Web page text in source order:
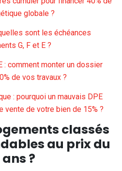
globale ?
sont les échéances
G, F et E ?
: comment monter un dossier
de vos travaux ?
: pourquoi un mauvais DPE
de votre bien de 15% ?
classés
au prix du
?